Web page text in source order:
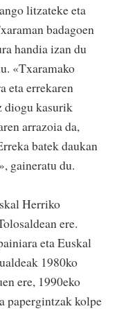
litzateke eta
badagoen
handia izan du
«Txaramako
eta errekaren
diogu kasurik
arrazoia da,
batek daukan
gaineratu du.
Herriko
ere.
eta Euskal
1980ko
ere, 1990eko
papergintzak kolpe